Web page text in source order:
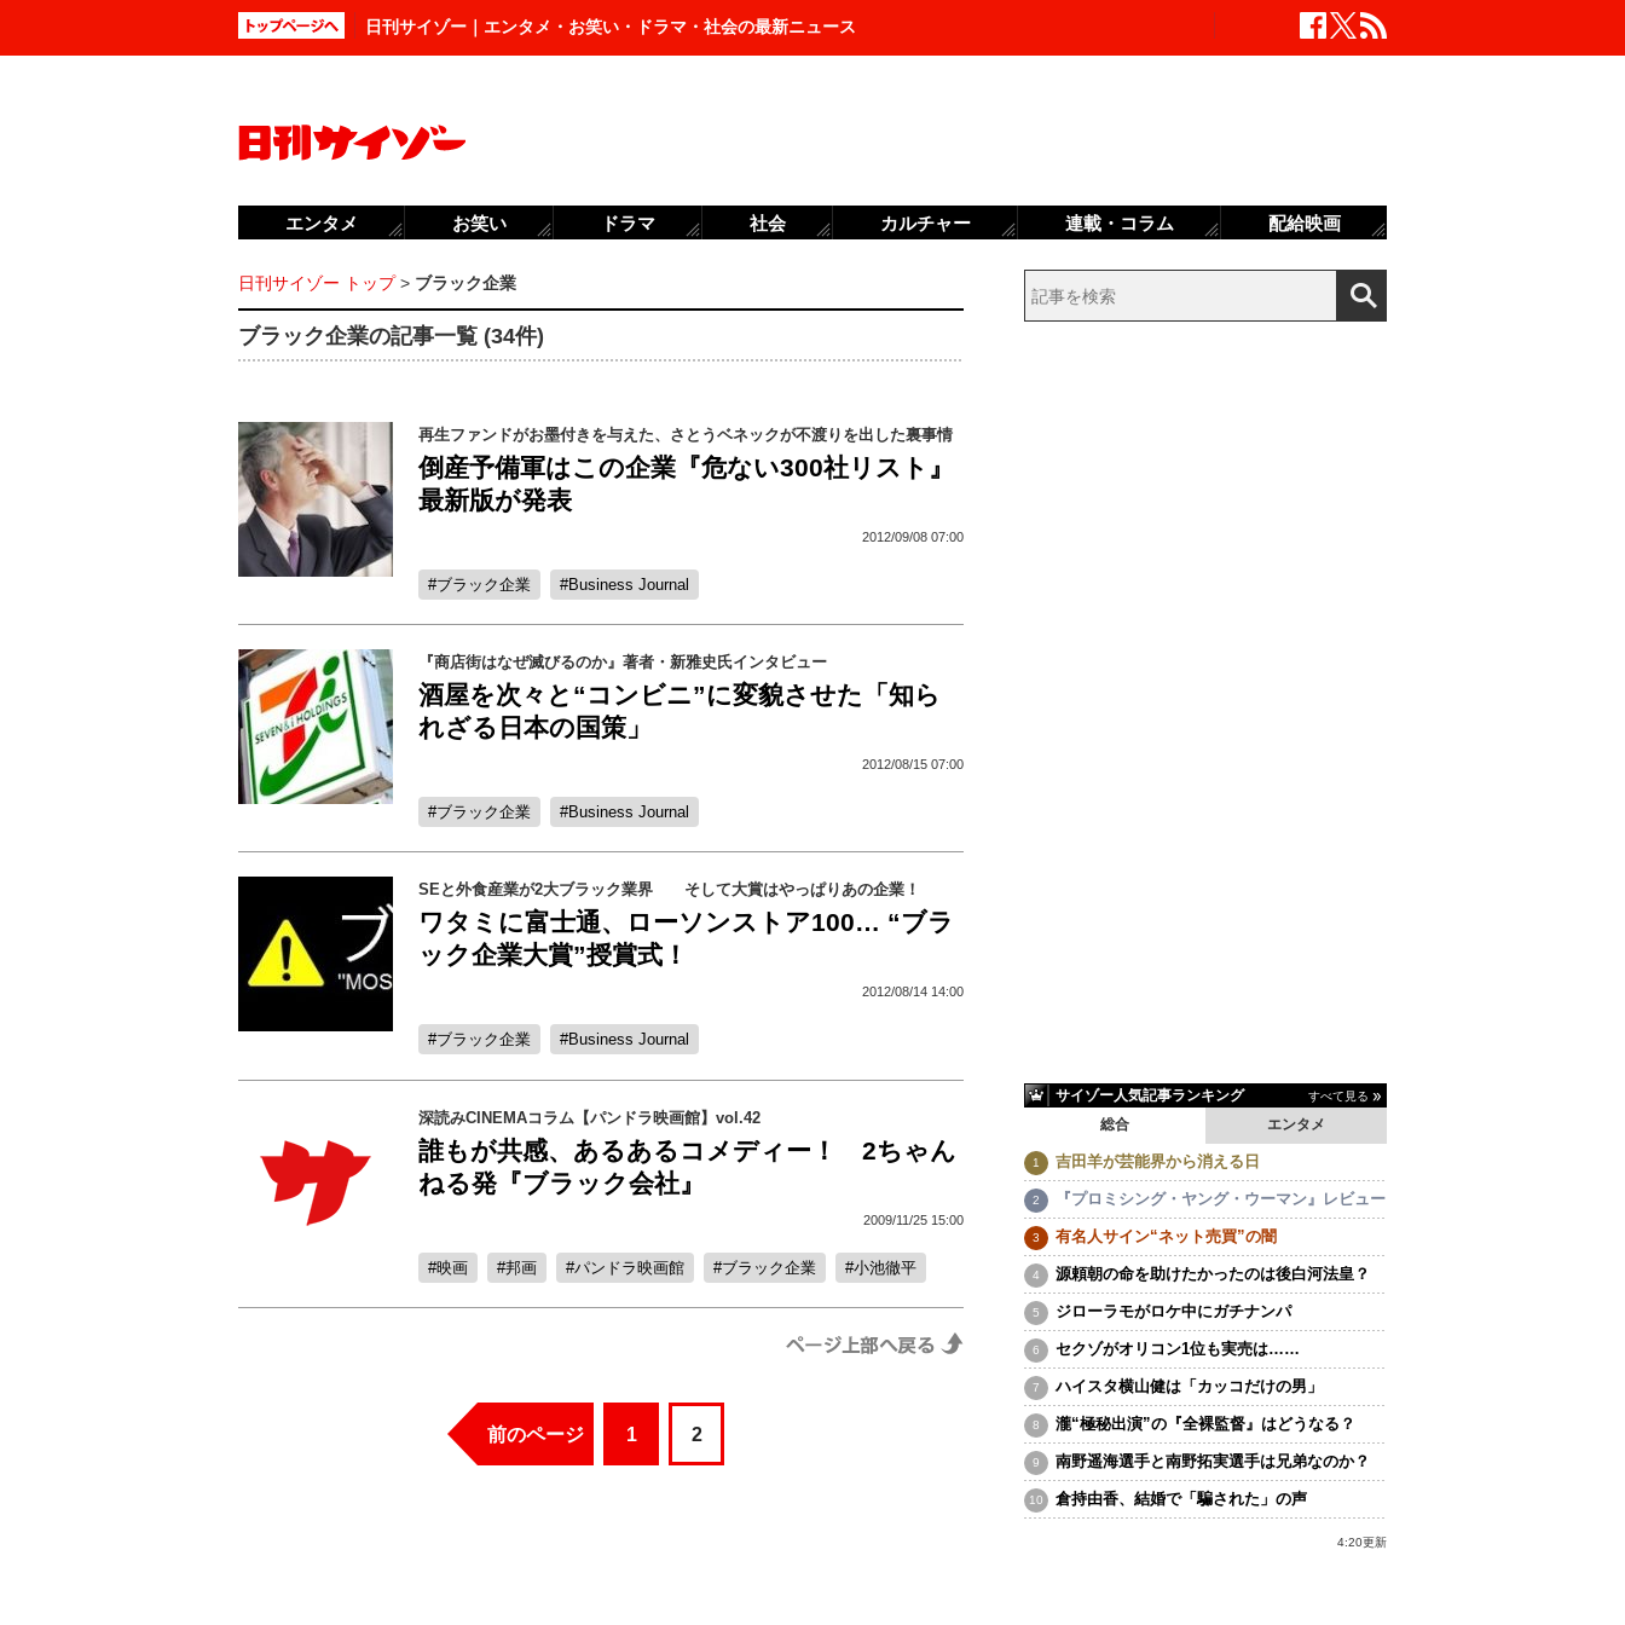
日刊サイゾー｜エンタメ・お笑い・ドラマ・社会の最新ニュース
日刊サイゾー トップ> ブラック企業
ブラック企業の記事一覧 (34件)
再生ファンドがお墨付きを与えた、さとうベネックが不渡りを出した裏事情
倒産予備軍はこの企業『危ない300社リスト』
最新版が発表
2012/09/08 07:00
ブラック企業 Business Journal
『商店街はなぜ滅びるのか』著者・新雅史氏インタビュー
酒屋を次々と“コンビニ”に変貌させた「知ら
れざる日本の国策」
2012/08/15 07:00
ブラック企業 Business Journal
SEと外食産業が2大ブラック業界 そして大賞はやっぱりあの企業！
ワタミに富士通、ローソンストア100… “ブラ
ック企業大賞”授賞式！
2012/08/14 14:00
ブラック企業 Business Journal
深読みCINEMAコラム【パンドラ映画館】vol.42
誰もが共感、あるあるコメディー！ 2ちゃん
ねる発『ブラック会社』
2009/11/25 15:00
映画 邦画 パンドラ映画館 ブラック企業 小池徹平
前のページ 1 2
サイゾー人気記事ランキング すべて見る
エンタメ
総合
吉田羊が芸能界から消える日
『プロミシング・ヤング・ウーマン』レビュー
有名人サイン“ネット売買”の闇
源頼朝の命を助けたかったのは後白河法皇？
ジローラモがロケ中にガチナンパ
セクゾがオリコン1位も実売は……
ハイスタ横山健は「カッコだけの男」
瀧“極秘出演”の『全裸監督』はどうなる？
南野遥海選手と南野拓実選手は兄弟なのか？
倉持由香、結婚で「騙された」の声
4:20更新
エンタメ お笑い ドラマ 社会 カルチャー 連載・コラム 配給映画